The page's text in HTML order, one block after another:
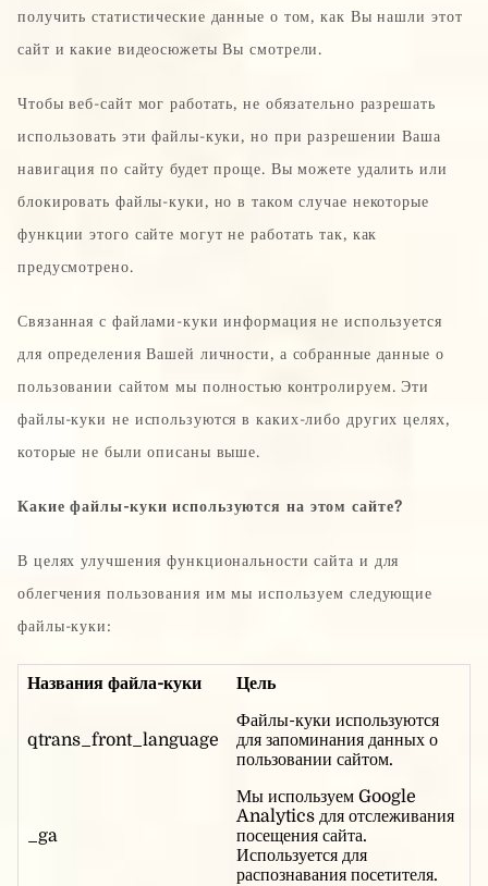
получить статистические данные о том, как Вы нашли этот
сайт и какие видеосюжеты Вы смотрели.
Чтобы веб-сайт мог работать, не обязательно разрешать
использовать эти файлы-куки, но при разрешении Ваша
навигация по сайту будет проще. Вы можете удалить или
блокировать файлы-куки, но в таком случае некоторые
функции этого сайте могут не работать так, как
предусмотрено.
Связанная с файлами-куки информация не используется
для определения Вашей личности, а собранные данные о
пользовании сайтом мы полностью контролируем. Эти
файлы-куки не используются в каких-либо других целях,
которые не были описаны выше.
Какие файлы-куки используются на этом сайте?
В целях улучшения функциональности сайта и для
облегчения пользования им мы используем следующие
файлы-куки:
Названия файла-куки Цель
qtrans_front_language
Файлы-куки используются
для запоминания данных о
пользовании сайтом.
_ga
Мы используем Google
Analytics для отслеживания
посещения сайта.
Используется для
распознавания посетителя.